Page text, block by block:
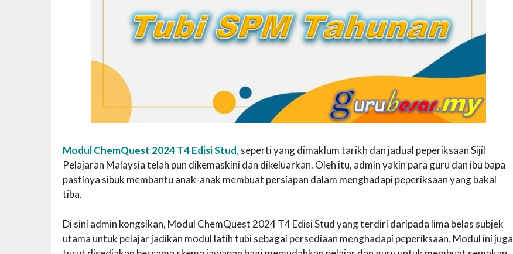
Modul ChemQuest 2024 T4 Edisi Stud, seperti yang dimaklum tarikh dan jadual peperiksaan Sijil
Pelajaran Malaysia telah pun dikemaskini dan dikeluarkan. Oleh itu, admin yakin para guru dan ibu bapa
pastinya sibuk membantu anak-anak membuat persiapan dalam menghadapi peperiksaan yang bakal
tiba.
Di sini admin kongsikan, Modul ChemQuest 2024 T4 Edisi Stud yang terdiri daripada lima belas subjek
utama untuk pelajar jadikan modul latih tubi sebagai persediaan menghadapi peperiksaan. Modul ini juga